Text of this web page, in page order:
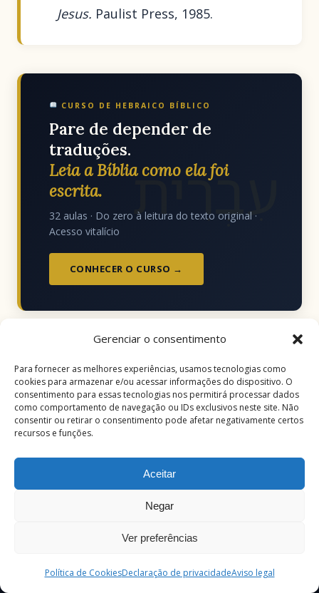
Gerenciar o consentimento
Para fornecer as melhores experiências, usamos tecnologias como
cookies para armazenar e/ou acessar informações do dispositivo. O
consentimento para essas tecnologias nos permitirá processar dados
como comportamento de navegação ou IDs exclusivos neste site. Não
consentir ou retirar o consentimento pode afetar negativamente certos
recursos e funções.
Aceitar
Negar
Ver preferências
Política de CookiesDeclaração de privacidadeAviso legal
Jesus. Paulist Press, 1985.
עִבְרִית
CURSO DE HEBRAICO BÍBLICO
Pare de depender de
traduções.
Leia a Bíblia como ela foi
escrita.
32 aulas · Do zero à leitura do texto original ·
Acesso vitalício
CONHECER O CURSO →
← ESTUDO ANTERIOR
"Amarás o Teu Próximo como a Ti Mesmo: O
Mandamento que Transcende Culturas"
"Qual é o Teu Nome?" – A Jornada de Jacó em Busca
de Si Mesmo
Deixe um comentário
CONHECER O CURSO →